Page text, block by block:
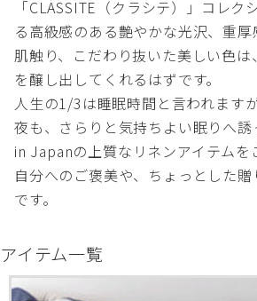
「CLASSITE（クラシテ）」コレク
る高級感のある艶やかな光沢、重
肌触り、こだわり抜いた美しい色は
を醸し出してくれるはずです。
人生の1/3は睡眠時間と言われます
夜も、さらりと気持ちよい眠りへ
in Japanの上質なリネンアイテムを
自分へのご褒美や、ちょっとした
です。
アイテム一覧